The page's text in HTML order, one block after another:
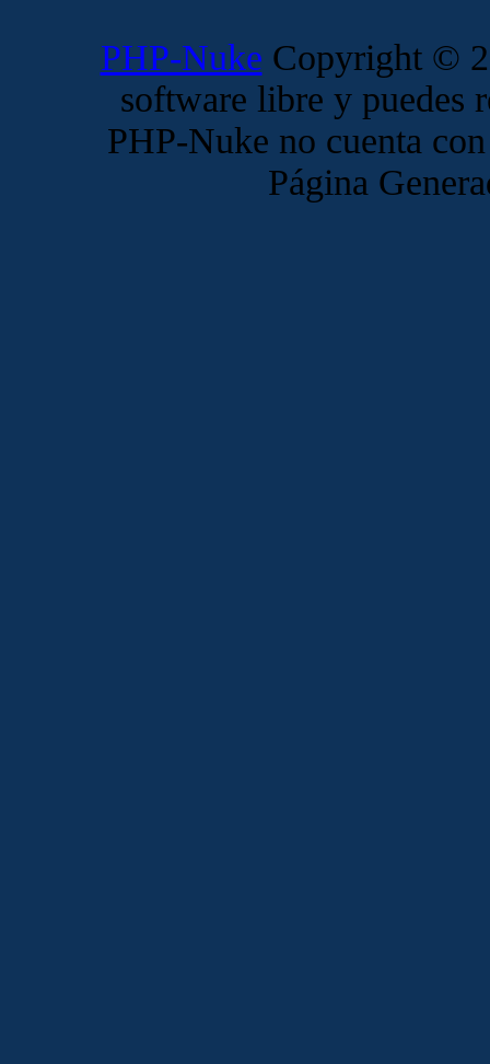
PHP-Nuke Copyright ©
software libre y
PHP-Nuke no cuenta
Página